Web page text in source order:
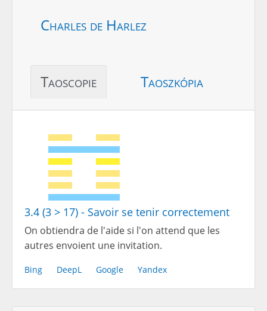
Charles de Harlez
Taoscopie Taoszkópia
3.4 (3 > 17) - Savoir se tenir correctement
On obtiendra de l'aide si l'on attend que les
autres envoient une invitation.
Bing DeepL Google Yandex